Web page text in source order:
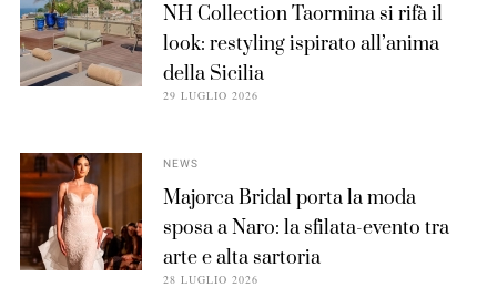
NH Collection Taormina si rifà il
look: restyling ispirato all’anima
della Sicilia
29 LUGLIO 2026
NEWS
Majorca Bridal porta la moda
sposa a Naro: la sfilata-evento tra
arte e alta sartoria
28 LUGLIO 2026